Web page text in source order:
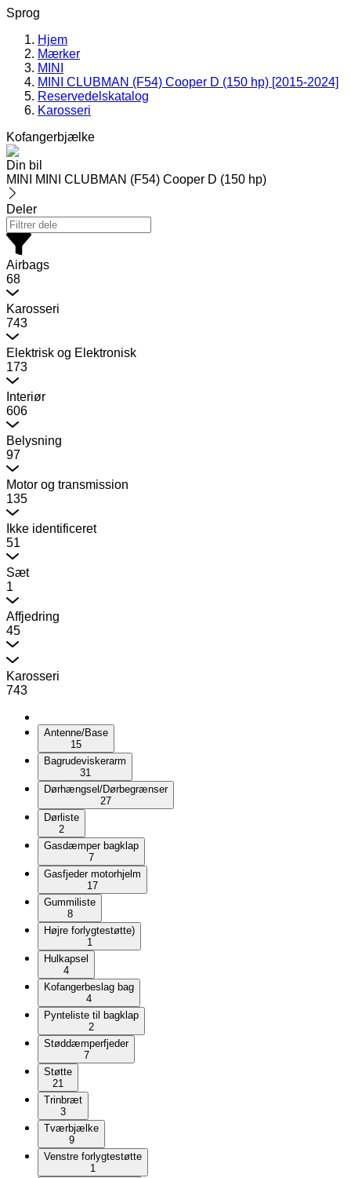
Sprog
Hjem
Mærker
MINI
MINI CLUBMAN (F54) Cooper D (150 hp) [2015-2024]
Reservedelskatalog
Karosseri
Kofangerbjælke
Din bil
MINI MINI CLUBMAN (F54) Cooper D (150 hp)
Deler
Airbags
68
Karosseri
743
Elektrisk og Elektronisk
173
Interiør
606
Belysning
97
Motor og transmission
135
Ikke identificeret
51
Sæt
1
Affjedring
45
Karosseri
743
Antenne/Base
15
Bagrudeviskerarm
31
Dørhængsel/Dørbegrænser
27
Dørliste
2
Gasdæmper bagklap
7
Gasfjeder motorhjelm
17
Gummiliste
8
Højre forlygtestøtte)
1
Hulkapsel
4
Kofangerbeslag bag
4
Pynteliste til bagklap
2
Støddæmperfjeder
7
Støtte
21
Trinbræt
3
Tværbjælke
9
Venstre forlygtestøtte
1